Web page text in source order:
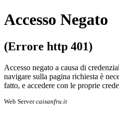
Accesso Negato
(Errore http 401)
Accesso negato a causa di
navigare sulla pa­gi­na richiesta è
fatto, e accedere con le proprie
Web Servercaisanfru.it